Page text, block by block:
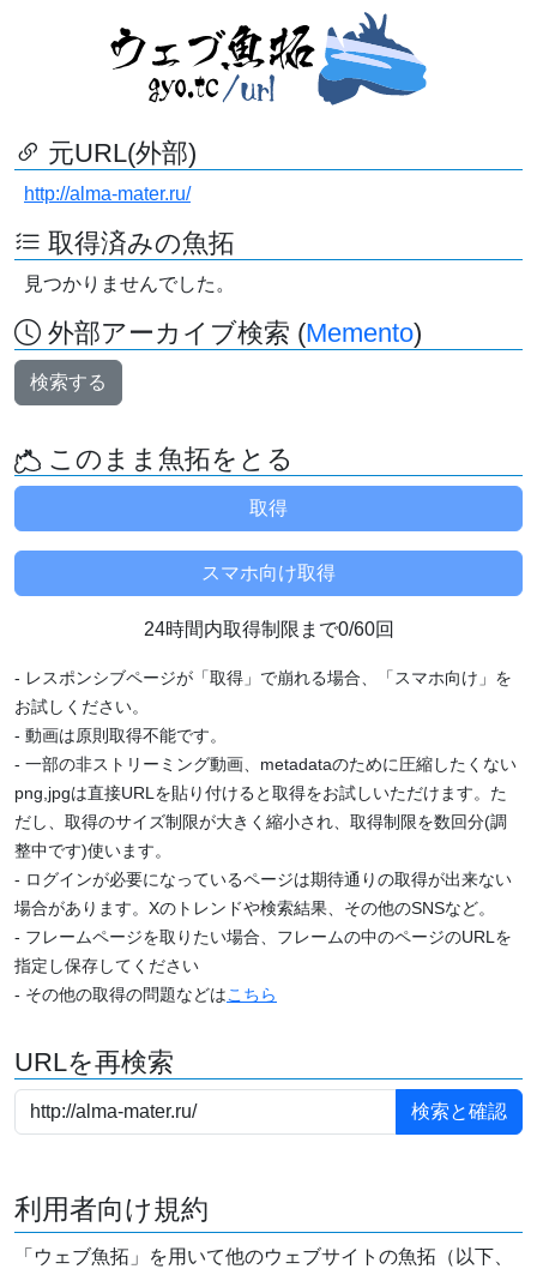
元URL(外部)
http://alma-mater.ru/
取得済みの魚拓
見つかりませんでした。
外部アーカイブ検索 (Memento)
検索する
このまま魚拓をとる
24時間内取得制限まで0/60回
- レスポンシブページが「取得」で崩れる場合、「スマホ向け」を
お試しください。
- 動画は原則取得不能です。
- 一部の非ストリーミング動画、metadataのために圧縮したくない
png,jpgは直接URLを貼り付けると取得をお試しいただけます。た
だし、取得のサイズ制限が大きく縮小され、取得制限を数回分(調
整中です)使います。
- ログインが必要になっているページは期待通りの取得が出来ない
場合があります。Xのトレンドや検索結果、その他のSNSなど。
- フレームページを取りたい場合、フレームの中のページのURLを
指定し保存してください
- その他の取得の問題などはこちら
URLを再検索
利用者向け規約
「ウェブ魚拓」を用いて他のウェブサイトの魚拓（以下、